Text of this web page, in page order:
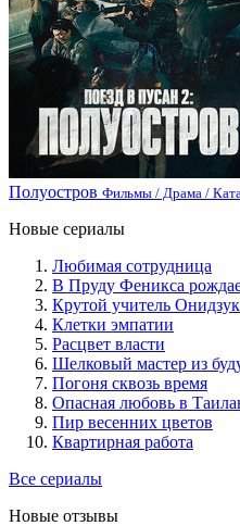
Полуостров Фильмы / Драма /
Новые сериалы
Любимая сотрудница
В Пруду Феникса
Крутой учитель
Клетки эмпатии
Расцвет власти
Шелковый мастер из
Погоня сквозь время
Опасная любовь в
Пир весенних цветов
Квартирная работа
Все сериалы
Новые отзывы